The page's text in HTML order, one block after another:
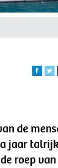
de
jaar
roep van